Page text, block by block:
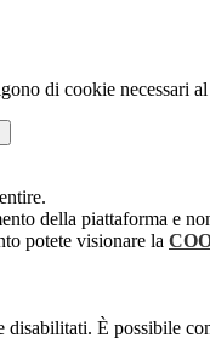
di cookie necessari
della piattaforma e
potete visionare la
disabilitati. È possibile